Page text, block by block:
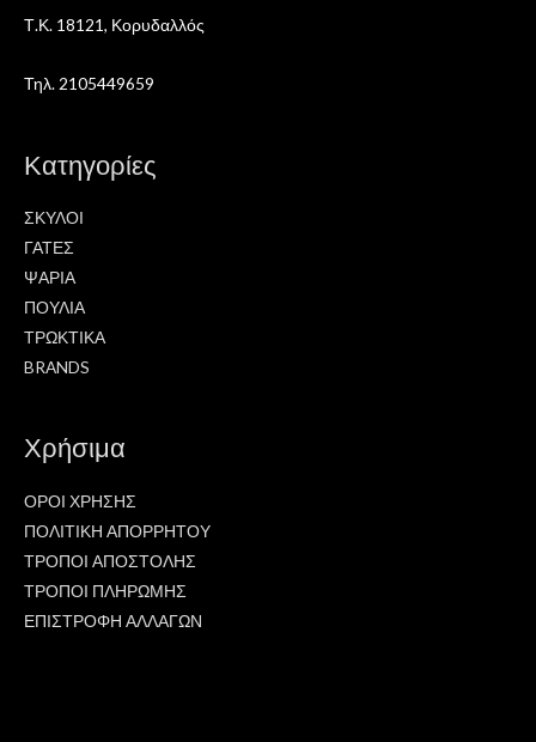
Τ.Κ. 18121, Κορυδαλλός
Τηλ. 2105449659
Κατηγορίες
ΣΚΥΛΟΙ
ΓΑΤΕΣ
ΨΑΡΙΑ
ΠΟΥΛΙΑ
ΤΡΩΚΤΙΚΑ
BRANDS
Χρήσιμα
ΟΡΟΙ ΧΡΗΣΗΣ
ΠΟΛΙΤΙΚΗ ΑΠΟΡΡΗΤΟΥ
ΤΡΟΠΟΙ ΑΠΟΣΤΟΛΗΣ
ΤΡΟΠΟΙ ΠΛΗΡΩΜΗΣ
ΕΠΙΣΤΡΟΦΗ ΑΛΛΑΓΩΝ